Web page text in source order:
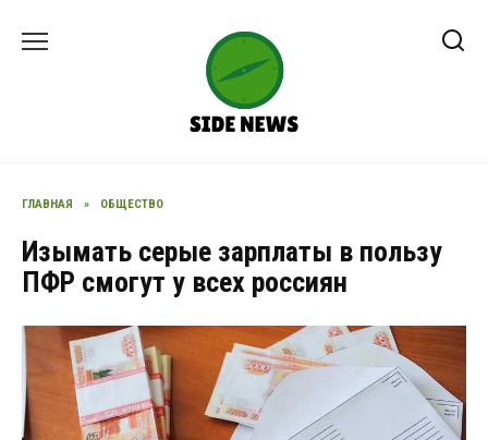
ГЛАВНАЯ » ОБЩЕСТВО
Изымать серые зарплаты в пользу
ПФР смогут у всех россиян